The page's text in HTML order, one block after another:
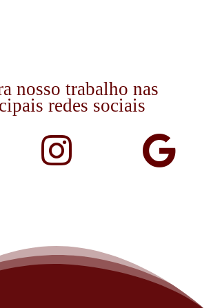
nosso trabalho nas
redes sociais
 